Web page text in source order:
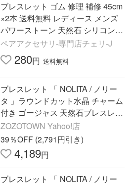
ブレスレット ゴム 修理 補修 45cm
×2本 送料無料 レディース メンズ
パワーストーン 天然石 シリコンゴ
ム オペロンゴム ポリウレタン ワ
イヤー 手作り 水晶の線
ペアアクセサリ-専門店チェリ-J
280円 送料無料
ブレスレット 「 NOLITA / ノリー
タ 」ラウンドカット水晶 チャーム
付き ゴージャス 天然石ブレスレッ
ト パワーストーンブレスレット レ
ディース メンズ
ZOZOTOWN Yahoo!店
39％OFF (2,791円引き)
4,189円
ブレスレット 「 NOLITA / ノリー